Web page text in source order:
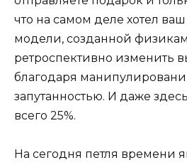
что на самом деле хотел
модели, созданной
ретроспективно изменить
благодаря
запутанностью. И даже
всего 25%.
На сегодня петля времени